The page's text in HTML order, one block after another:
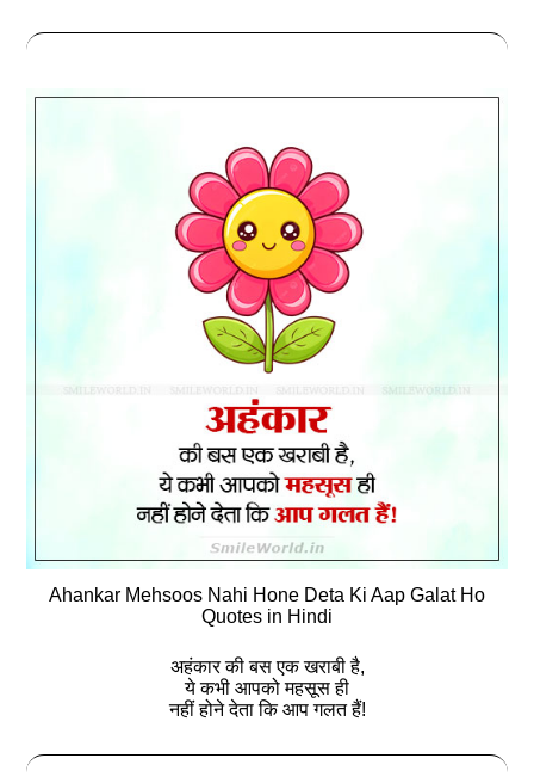
Ahankar Mehsoos Nahi Hone Deta Ki Aap Galat Ho
Quotes in Hindi
अहंकार की बस एक खराबी है,
ये कभी आपको महसूस ही
नहीं होने देता कि आप गलत हैं!